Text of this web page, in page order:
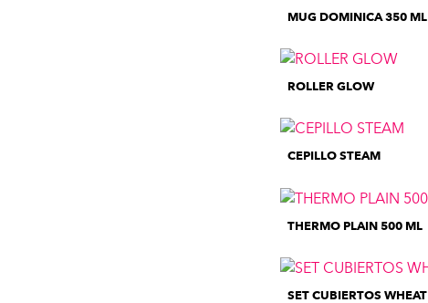
MUG DOMINICA 350 ML
ROLLER GLOW
CEPILLO STEAM
THERMO PLAIN 500 ML
SET CUBIERTOS WHEAT